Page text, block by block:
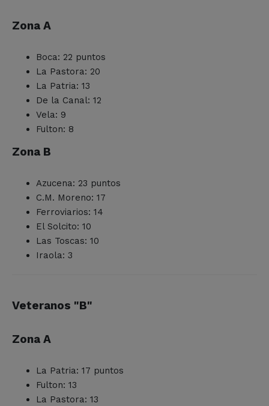
Zona A
Boca: 22 puntos
La Pastora: 20
La Patria: 13
De la Canal: 12
Vela: 9
Fulton: 8
Zona B
Azucena: 23 puntos
C.M. Moreno: 17
Ferroviarios: 14
El Solcito: 10
Las Toscas: 10
Iraola: 3
Veteranos "B"
Zona A
La Patria: 17 puntos
Fulton: 13
La Pastora: 13